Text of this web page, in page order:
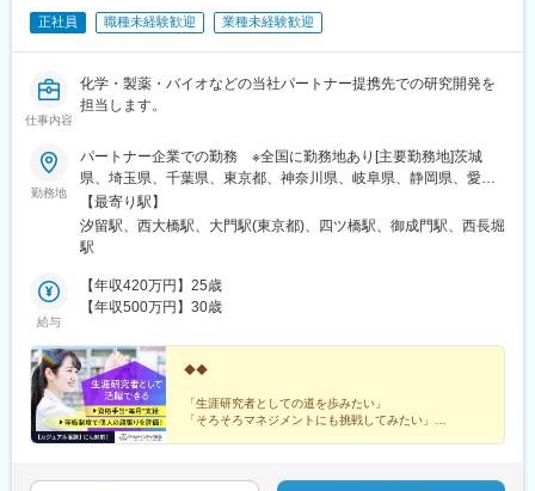
正社員 職種未経験歓迎 業種未経験歓迎
仕事内容
化学・製薬・バイオなどの当社パートナー提携先での研究開発を
担当します。
勤務地
パートナー企業での勤務 ※全国に勤務地あり[主要勤務地]茨城
県、埼玉県、千葉県、東京都、神奈川県、岐阜県、静岡県、愛知
県、三重県、滋賀県、京都府、大阪府、兵庫県、広島県、福岡県※
勤務地・配属先企業は、十分に話し合った上で、あなたのご経験
やご希望を考慮し決定します。＼NEW！エリア制度導入／全国で
望をお聞かせください！詳細は選考時にご案内いたします。
【最寄り駅】
汐留駅、西大橋駅、大門駅(東京都)、四ツ橋駅、御成門駅、西長堀
駅
給与
【年収420万円】25歳
【年収500万円】30歳
◆◆
「生涯研究者としての道を歩みたい」
「そろそろマネジメントにも挑戦してみたい」